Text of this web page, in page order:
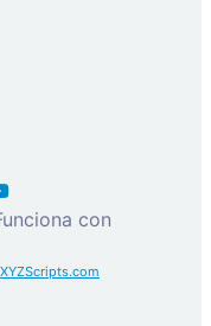
con
XYZScripts.com